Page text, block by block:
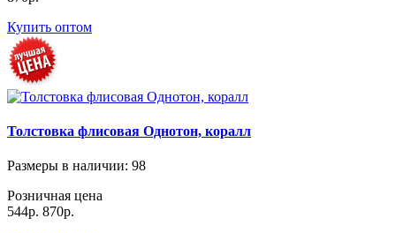
Купить оптом
Толстовка флисовая Однотон, коралл
Размеры в наличии: 98
Розничная цена
544р. 870р.